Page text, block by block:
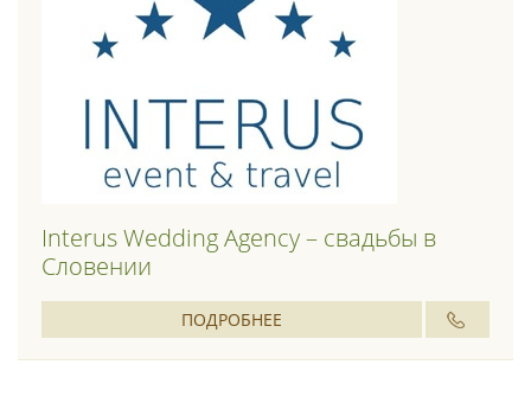
Interus Wedding Agency – свадьбы в
Словении
ПОДРОБНЕЕ